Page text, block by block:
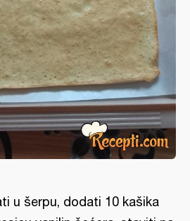
u šerpu, dodati 10 kašika